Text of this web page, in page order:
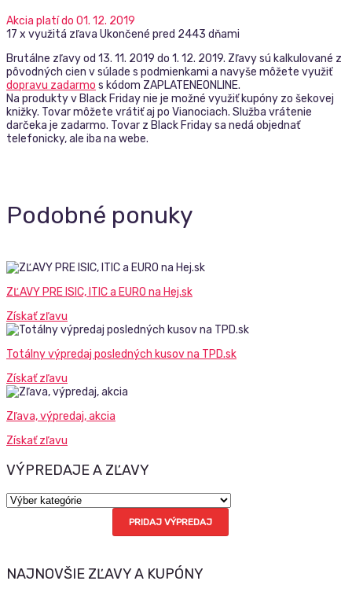
Akcia platí do 01. 12. 2019
17 x využitá zľava Ukončené pred 2443 dňami
Brutálne zľavy od 13. 11. 2019 do 1. 12. 2019. Zľavy sú kalkulované z
pôvodných cien v súlade s podmienkami a navyše môžete využiť
dopravu zadarmo s kódom ZAPLATENEONLINE.
Na produkty v Black Friday nie je možné využiť kupóny zo šekovej
knižky. Tovar môžete vrátiť aj po Vianociach. Služba vrátenie
darčeka je zadarmo. Tovar z Black Friday sa nedá objednať
telefonicky, ale iba na webe.
Podobné ponuky
ZĽAVY PRE ISIC, ITIC a EURO na Hej.sk
Získať zľavu
Totálny výpredaj posledných kusov na TPD.sk
Získať zľavu
Zľava, výpredaj, akcia
Získať zľavu
VÝPREDAJE A ZĽAVY
Výpredaje
a
PRIDAJ VÝPREDAJ
NAJNOVŠIE ZĽAVY A KUPÓNY